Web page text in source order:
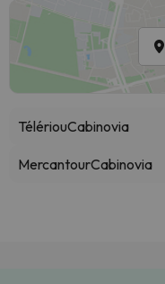
TélériouCabinovia
MercantourCabinovia